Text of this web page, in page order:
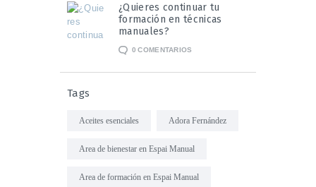
¿Quieres continuar tu
formación en técnicas
manuales?
0 COMENTARIOS
Tags
Aceites esenciales Adora Fernández
Area de bienestar en Espai Manual
Area de formación en Espai Manual